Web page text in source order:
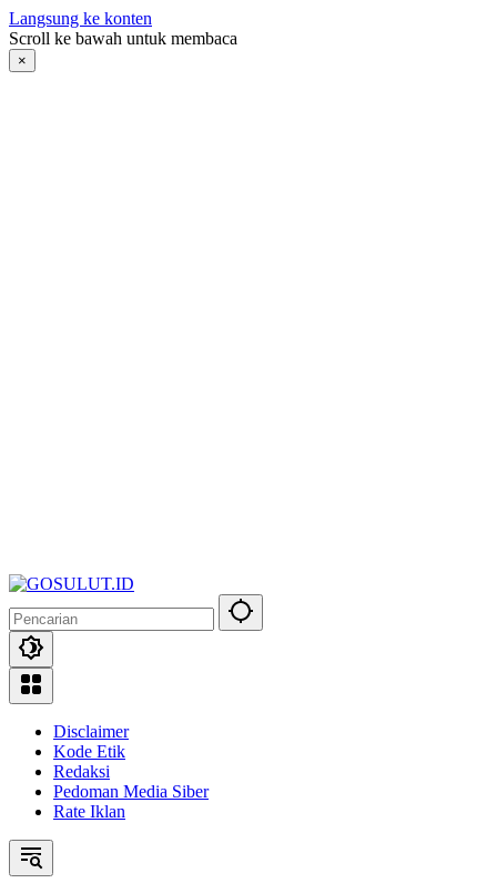
Langsung ke konten
Scroll ke bawah untuk membaca
×
Disclaimer
Kode Etik
Redaksi
Pedoman Media Siber
Rate Iklan